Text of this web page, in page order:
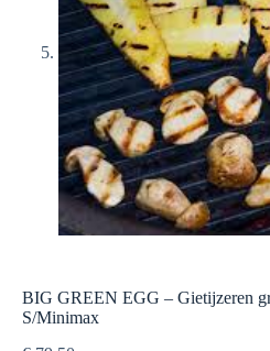
BIG GREEN EGG – Gietijzeren
S/Minimax